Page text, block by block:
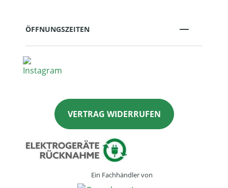
ÖFFNUNGSZEITEN
VERTRAG WIDERRUFEN
Ein Fachhändler von